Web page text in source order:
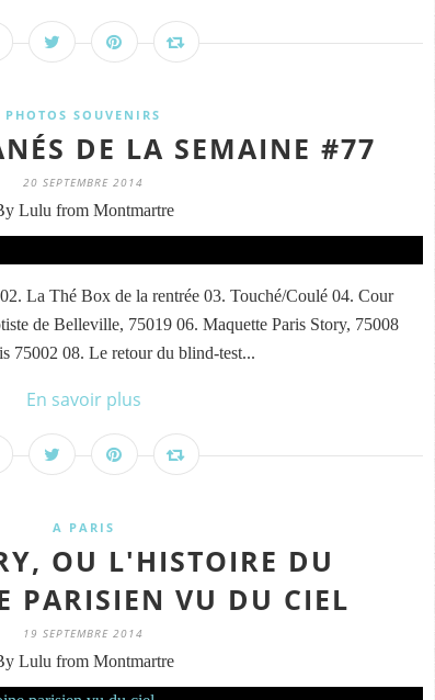
PHOTOS SOUVENIRS
DE LA SEMAINE #77
20 SEPTEMBRE 2014
Lulu from Montmartre
La Thé Box de la rentrée 03. Touché/Coulé 04. Cour
de Belleville, 75019 06. Maquette Paris Story, 75008
75002 08. Le retour du blind-test...
En savoir plus
A PARIS
OU L'HISTOIRE DU
PARISIEN VU DU CIEL
19 SEPTEMBRE 2014
Lulu from Montmartre